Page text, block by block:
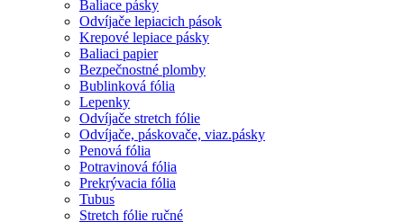
Baliace pásky
Odvíjače lepiacich pások
Krepové lepiace pásky
Baliaci papier
Bezpečnostné plomby
Bublinková fólia
Lepenky
Odvíjače stretch fólie
Odvíjače, páskovače, viaz.pásky
Penová fólia
Potravinová fólia
Prekrývacia fólia
Tubus
Stretch fólie ručné